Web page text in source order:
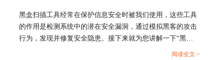
这些应用程序包括网站、Web 服务、API 等，可以
识别出可能存在的各种安全漏洞，例如 SQL 注
入、跨站点脚本攻击等。
黑盒扫描工具经常在保护信息安全时被我们使用，这些工具
的作用是检测系统中的潜在安全漏洞，通过模拟黑客的攻击
行为，发现并修复安全隐患。接下来就为您讲解一下“黑盒
扫描工具怎么用 黑盒扫描工具推荐”的话题，希望能为您提
阅读全文 >